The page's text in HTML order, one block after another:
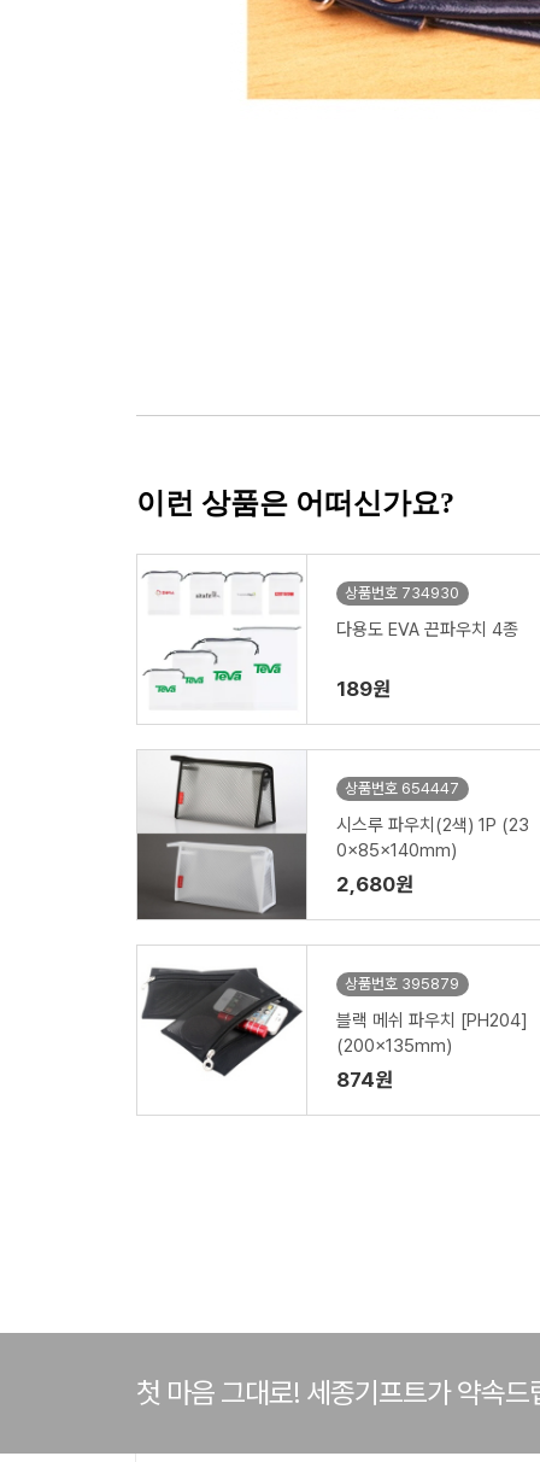
이런 상품은 어떠신가요?
상품번호 734930
다용도 EVA 끈파우치 4종
189원
상품번호 654447
시스루 파우치(2색) 1P (23
0x85x140mm)
2,680원
상품번호 395879
블랙 메쉬 파우치 [PH204]
(200x135mm)
874원
첫 마음 그대로! 세종기프트가 약속드